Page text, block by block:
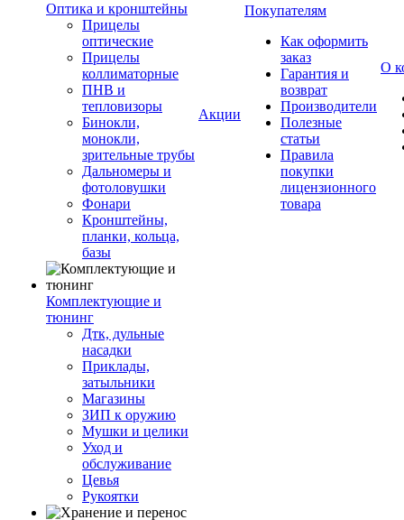
Оптика и кронштейны
Прицелы
оптические
Прицелы
коллиматорные
ПНВ и
тепловизоры
Бинокли,
монокли,
зрительные трубы
Дальномеры и
фотоловушки
Фонари
Кронштейны,
планки, кольца,
базы
Комплектующие и
тюнинг
Дтк, дульные
насадки
Приклады,
затыльники
Магазины
ЗИП к оружию
Мушки и целики
Уход и
обслуживание
Цевья
Рукоятки
Акции
Покупателям
Как оформить
заказ
Гарантия и
возврат
Производители
Полезные
статьи
Правила
покупки
лицензионного
товара
О